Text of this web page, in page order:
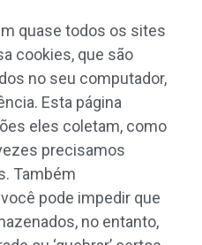
quase todos os sites
cookies, que são
no seu computador,
Esta página
eles coletam, como
precisamos
Também
pode impedir que
no entanto,